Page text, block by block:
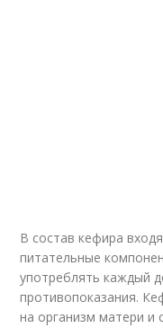
В состав кефира
питательные
употреблять каждый
противопоказания.
на организм матери и